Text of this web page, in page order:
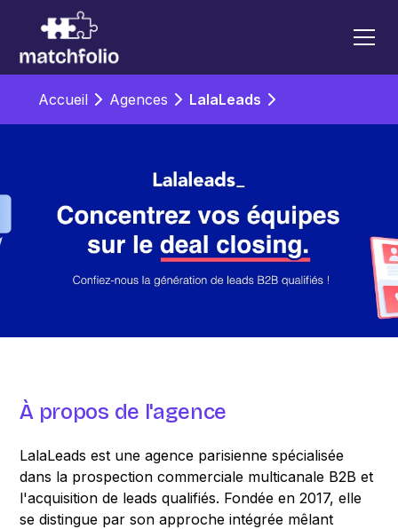
Accueil Agences LalaLeads
À propos de l'agence
LalaLeads est une agence parisienne spécialisée
dans la prospection commerciale multicanale B2B et
l'acquisition de leads qualifiés. Fondée en 2017, elle
se distingue par son approche intégrée mêlant